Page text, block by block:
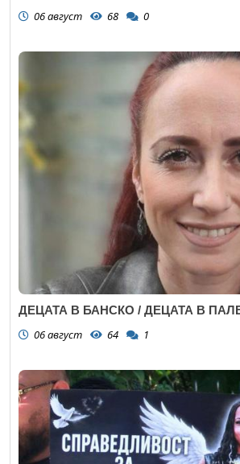
06 август 68 0
ДЕЦАТА В БАНСКО / ДЕЦАТА В
06 август 64 1